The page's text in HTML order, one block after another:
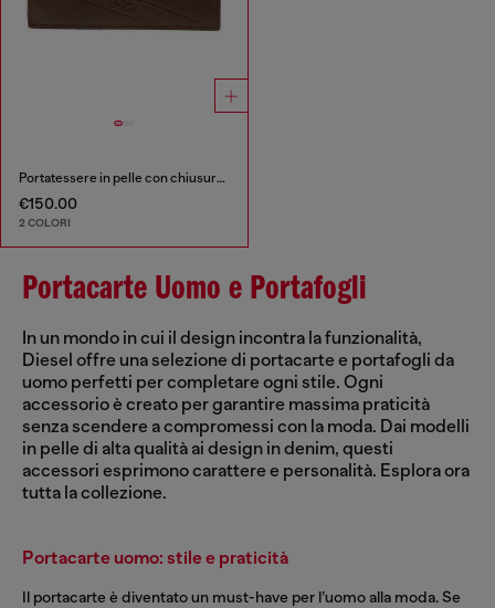
Portatessere in pelle con chiusura a zip
€150.00
2 COLORI
Portacarte Uomo e Portafogli
In un mondo in cui il design incontra la funzionalità,
Diesel offre una selezione di portacarte e portafogli da
uomo perfetti per completare ogni stile. Ogni
accessorio è creato per garantire massima praticità
senza scendere a compromessi con la moda. Dai modelli
in pelle di alta qualità ai design in denim, questi
accessori esprimono carattere e personalità. Esplora ora
tutta la collezione.
Portacarte uomo: stile e praticità
Il portacarte è diventato un must-have per l’uomo alla moda. Se